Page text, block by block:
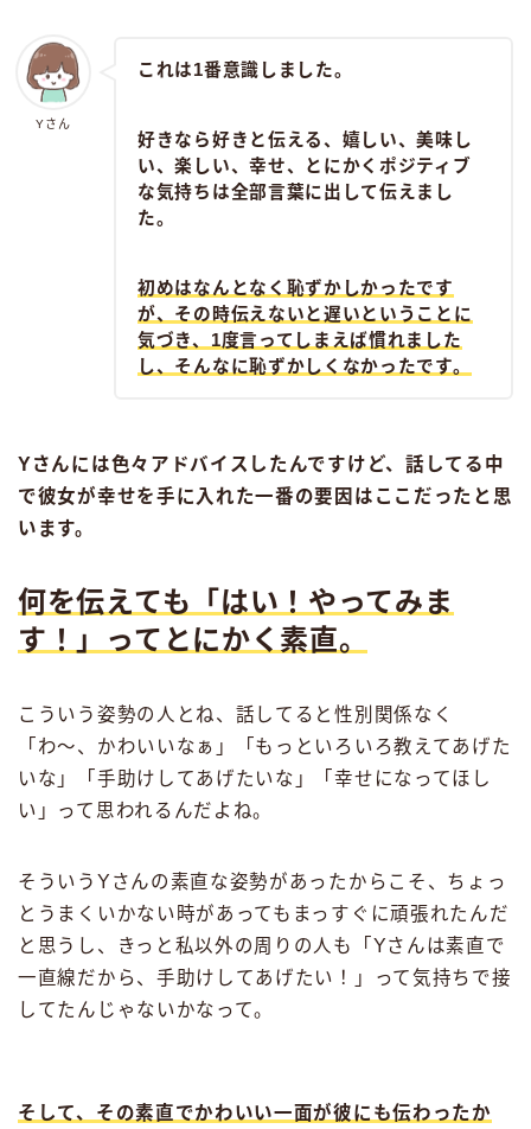
Yさん
これは1番意識しました。
好きなら好きと伝える、嬉しい、美味し
い、楽しい、幸せ、とにかくポジティブ
な気持ちは全部言葉に出して伝えまし
た。
初めはなんとなく恥ずかしかったです
が、その時伝えないと遅いということに
気づき、1度言ってしまえば慣れました
し、そんなに恥ずかしくなかったです。
Yさんには色々アドバイスしたんですけど、話してる中
で彼女が幸せを手に入れた一番の要因はここだったと思
います。
何を伝えても「はい！やってみま
す！」ってとにかく素直。
こういう姿勢の人とね、話してると性別関係なく
「わ〜、かわいいなぁ」「もっといろいろ教えてあげた
いな」「手助けしてあげたいな」「幸せになってほし
い」って思われるんだよね。
そういうYさんの素直な姿勢があったからこそ、ちょっ
とうまくいかない時があってもまっすぐに頑張れたんだ
と思うし、きっと私以外の周りの人も「Yさんは素直で
一直線だから、手助けしてあげたい！」って気持ちで接
してたんじゃないかなって。
そして、その素直でかわいい一面が彼にも伝わったか